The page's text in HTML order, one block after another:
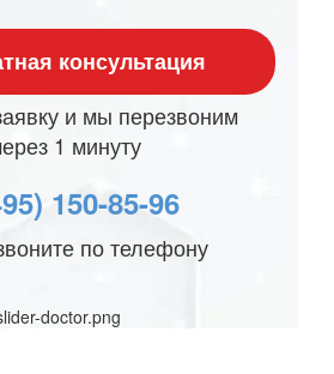
консультация
и мы перезвоним
1 минуту
150-85-96
по телефону